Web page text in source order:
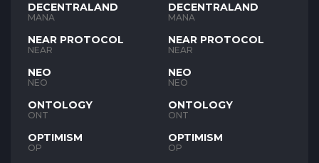
DECENTRALAND
MANA
NEAR PROTOCOL
NEAR
NEO
NEO
ONTOLOGY
ONT
OPTIMISM
OP
DECENTRALAND
MANA
NEAR PROTOCOL
NEAR
NEO
NEO
ONTOLOGY
ONT
OPTIMISM
OP